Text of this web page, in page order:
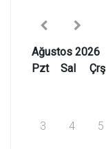
Ağustos 2026
Pzt
Sal Çrş
3 4 5